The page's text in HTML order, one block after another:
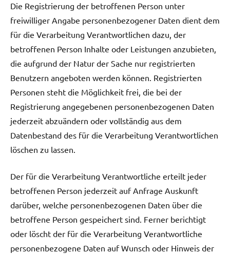
Die Registrierung der betroffenen Person unter
freiwilliger Angabe personenbezogener Daten dient dem
für die Verarbeitung Verantwortlichen dazu, der
betroffenen Person Inhalte oder Leistungen anzubieten,
die aufgrund der Natur der Sache nur registrierten
Benutzern angeboten werden können. Registrierten
Personen steht die Möglichkeit frei, die bei der
Registrierung angegebenen personenbezogenen Daten
jederzeit abzuändern oder vollständig aus dem
Datenbestand des für die Verarbeitung Verantwortlichen
löschen zu lassen.
Der für die Verarbeitung Verantwortliche erteilt jeder
betroffenen Person jederzeit auf Anfrage Auskunft
darüber, welche personenbezogenen Daten über die
betroffene Person gespeichert sind. Ferner berichtigt
oder löscht der für die Verarbeitung Verantwortliche
personenbezogene Daten auf Wunsch oder Hinweis der